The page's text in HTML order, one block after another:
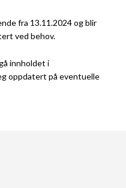
fra 13.11.2024 og blir
ved behov.
innholdet i
oppdatert på eventuelle